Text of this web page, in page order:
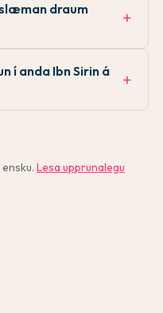
draum
í anda Ibn Sirin á
Lesa upprunalegu